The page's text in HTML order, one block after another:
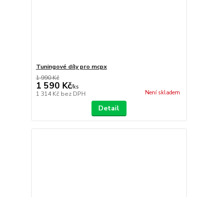
Tuningové díly pro mcpx
1 990 Kč
1 590 Kč/ks
1 314 Kč bez DPH Není skladem
Detail